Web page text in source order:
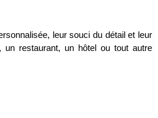
leur souci du détail et leur
un restaurant, un hôtel ou tout autre